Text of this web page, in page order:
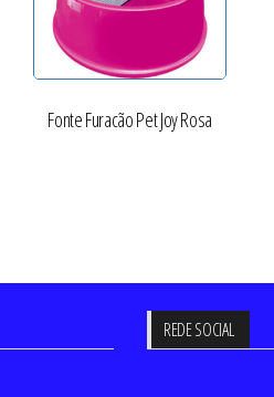
Fonte Furacão Pet Joy Rosa
REDE SOCIAL